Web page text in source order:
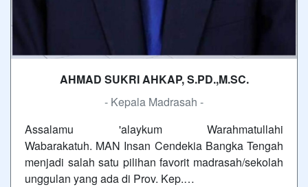
AHMAD SUKRI AHKAP, S.PD.,M.SC.
- Kepala Madrasah -
Assalamu 'alaykum Warahmatullahi
Wabarakatuh. MAN Insan Cendekia Bangka Tengah
menjadi salah satu pilihan favorit madrasah/sekolah
unggulan yang ada di Prov. Kep.…